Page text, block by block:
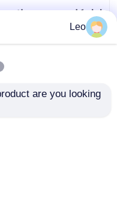
لوله کامپوزیت چند لایه
PVC ضد استاتیک
Leo
are you looking